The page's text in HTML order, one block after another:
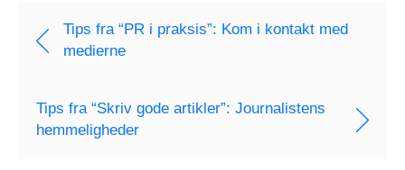
Tips fra “PR i praksis”: Kom i kontakt med
medierne
Tips fra “Skriv gode artikler”: Journalistens
hemmeligheder